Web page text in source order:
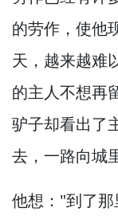
的劳作， 使他
天， 越来越难
的主人不想再
驴子却看出了
去， 一路向城
他想："到了那